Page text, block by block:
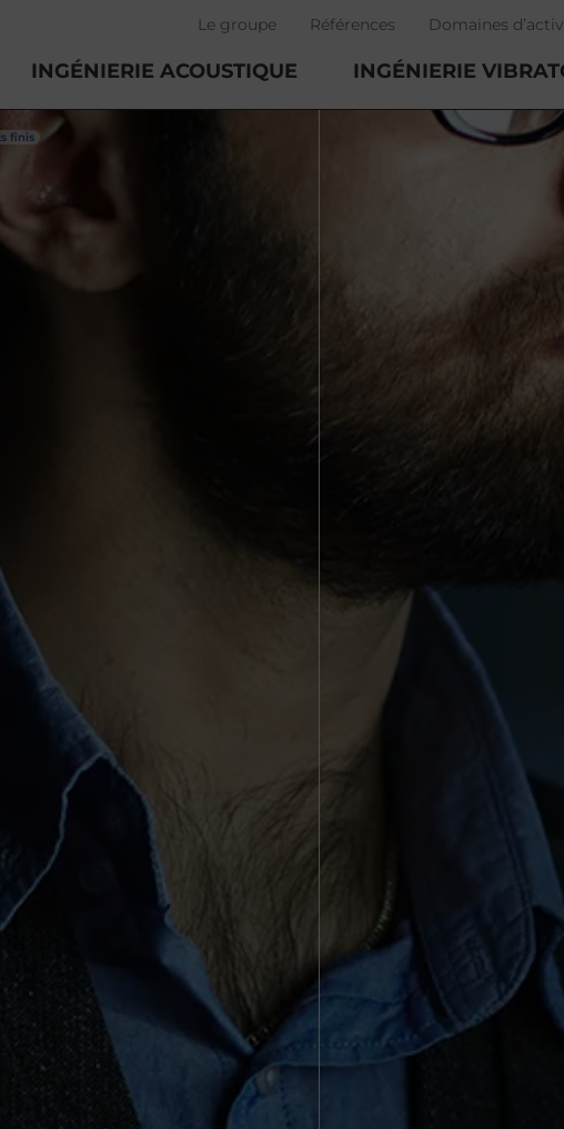
Le groupe Références Domaines
INGÉNIERIE ACOUSTIQUE INGÉNIERIE
finis